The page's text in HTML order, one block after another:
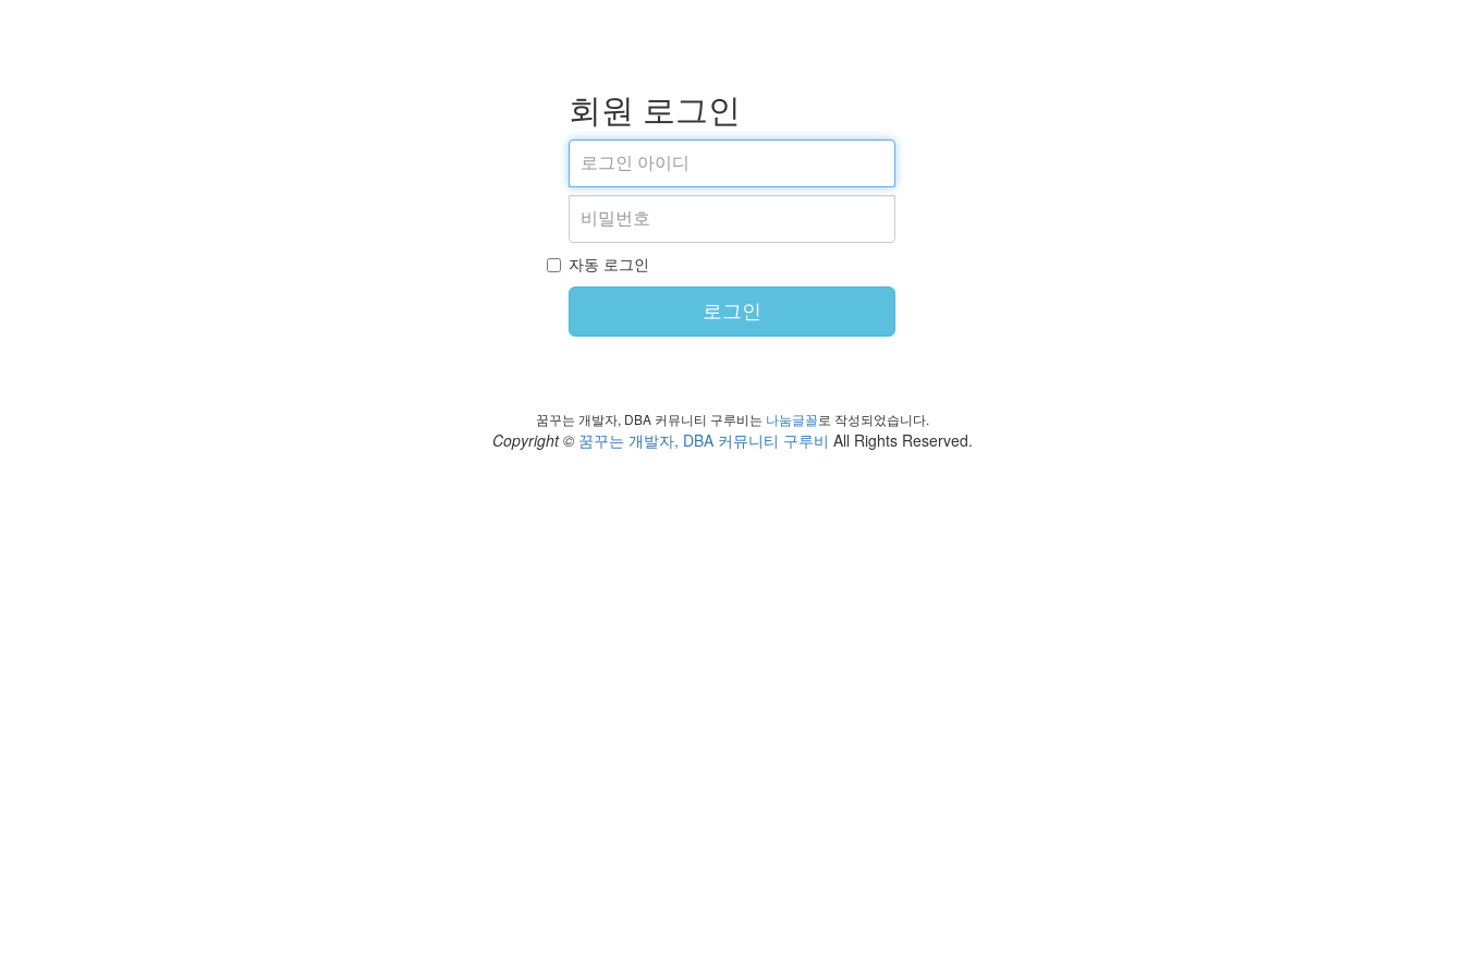
회원 로그인
자동 로그인
로그인
꿈꾸는 개발자, DBA 커뮤니티 구루비는 나눔글꼴로 작성되었습니다.
Copyright © 꿈꾸는 개발자, DBA 커뮤니티 구루비 All Rights Reserved.